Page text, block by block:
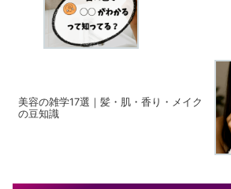
美容の雑学17選｜髪・肌・香り・メイク
の豆知識